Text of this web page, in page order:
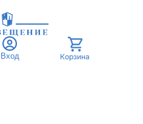
Вход Корзина